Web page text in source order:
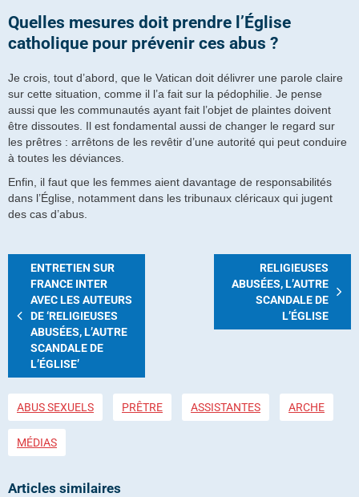
Quelles mesures doit prendre l’Église
catholique pour prévenir ces abus ?
Je crois, tout d’abord, que le Vatican doit délivrer une parole claire
sur cette situation, comme il l’a fait sur la pédophilie. Je pense
aussi que les communautés ayant fait l’objet de plaintes doivent
être dissoutes. Il est fondamental aussi de changer le regard sur
les prêtres : arrêtons de les revêtir d’une autorité qui peut conduire
à toutes les déviances.
Enfin, il faut que les femmes aient davantage de responsabilités
dans l’Église, notamment dans les tribunaux cléricaux qui jugent
des cas d’abus.
ENTRETIEN SUR
FRANCE INTER
AVEC LES AUTEURS
DE ‘RELIGIEUSES
ABUSÉES, L’AUTRE
SCANDALE DE
L’ÉGLISE’
RELIGIEUSES
ABUSÉES, L’AUTRE
SCANDALE DE
L’ÉGLISE
ABUS SEXUELS PRÊTRE ASSISTANTES ARCHE
MÉDIAS
Articles similaires